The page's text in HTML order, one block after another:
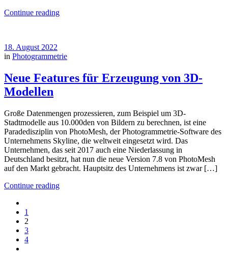
Continue reading
18. August 2022
in Photogrammetrie
Neue Features für Erzeugung von 3D-
Modellen
Große Datenmengen prozessieren, zum Beispiel um 3D-
Stadtmodelle aus 10.000den von Bildern zu berechnen, ist eine
Paradedisziplin von PhotoMesh, der Photogrammetrie-Software des
Unternehmens Skyline, die weltweit eingesetzt wird. Das
Unternehmen, das seit 2017 auch eine Niederlassung in
Deutschland besitzt, hat nun die neue Version 7.8 von PhotoMesh
auf den Markt gebracht. Hauptsitz des Unternehmens ist zwar […]
Continue reading
1
2
3
4